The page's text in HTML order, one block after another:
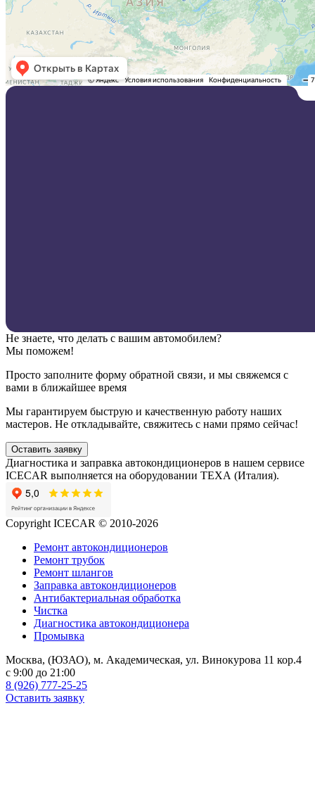
Не знаете, что делать с вашим автомобилем?
Мы поможем!
Просто заполните форму обратной связи, и мы свяжемся с
вами в ближайшее время
Мы гарантируем быструю и качественную работу наших
мастеров. Не откладывайте, свяжитесь с нами прямо сейчас!
Оставить заявку
Диагностика и заправка автокондиционеров в нашем сервисе
ICECAR выполняется на оборудовании ТЕХА (Италия).
Copyright ICECAR © 2010-2026
Ремонт автокондиционеров
Ремонт трубок
Ремонт шлангов
Заправка автокондиционеров
Антибактериальная обработка
Чистка
Диагностика автокондиционера
Промывка
Москва, (ЮЗАО), м. Академическая, ул. Винокурова 11 кор.4
c 9:00 до 21:00
8 (926) 777-25-25
Оставить заявку